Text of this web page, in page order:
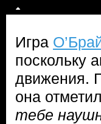
Игра
поскольку
движения.
она
тебе